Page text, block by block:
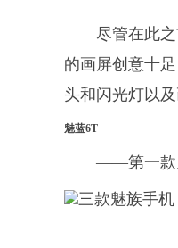
尽管在此
的画屏创意十
头和闪光灯以
魅蓝6T
——第一款